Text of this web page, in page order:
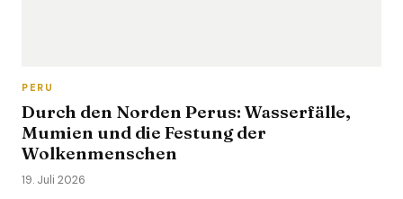
PERU
Durch den Norden Perus: Wasserfälle,
Mumien und die Festung der
Wolkenmenschen
19. Juli 2026